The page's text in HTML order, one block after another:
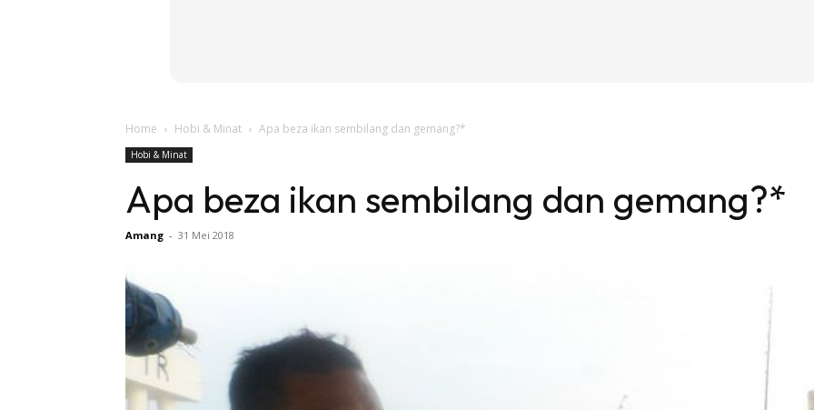
Home Hobi & Minat Apa beza ikan sembilang dan gemang?*
Hobi & Minat
Apa beza ikan sembilang dan gemang?*
Amang - 31 Mei 2018